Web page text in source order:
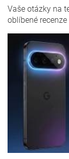
Vaše otázky na
oblíbené